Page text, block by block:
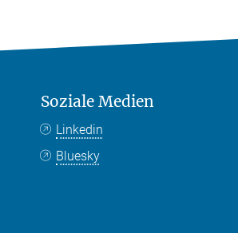
Soziale Medien
Linkedin
Bluesky